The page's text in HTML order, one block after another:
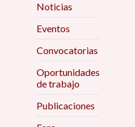
Noticias
Eventos
Convocatorias
Oportunidades
de trabajo
Publicaciones